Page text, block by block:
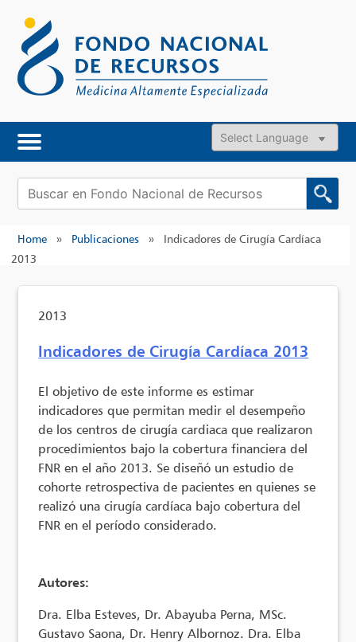
content
Powered by
Buscar:
Home » Publicaciones »
Indicadores de Cirugía Cardíaca
2013
2013
Indicadores de Cirugía Cardíaca 2013
El objetivo de este informe es estimar
indicadores que permitan medir el desempeño
de los centros de cirugía cardiaca que realizaron
procedimientos bajo la cobertura financiera del
FNR en el año 2013. Se diseñó un estudio de
cohorte retrospectiva de pacientes en quienes se
realizó una cirugía cardíaca bajo cobertura del
FNR en el período considerado.
Autores:
Dra. Elba Esteves, Dr. Abayuba Perna, MSc.
Gustavo Saona, Dr. Henry Albornoz. Dra. Elba